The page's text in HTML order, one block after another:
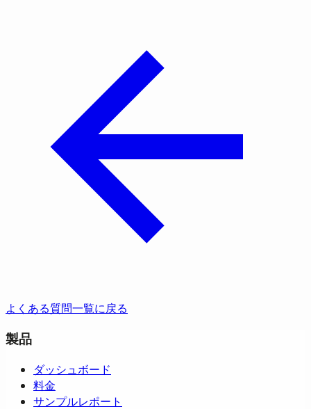
よくある質問一覧に戻る
製品
ダッシュボード
料金
サンプルレポート